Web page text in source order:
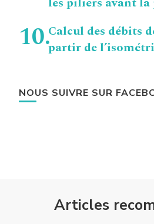
Calcul des débits
partir de
NOUS SUIVRE SUR
Articles